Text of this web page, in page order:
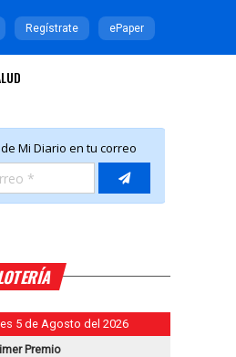
Regístrate ePaper
5 de Agosto del 2026
Premio